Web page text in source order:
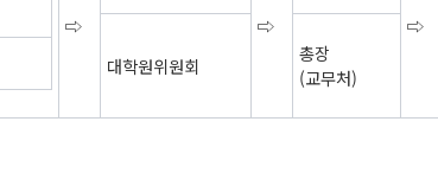
⇨
⇨
⇨
대학원위원회
총장
(교무처)